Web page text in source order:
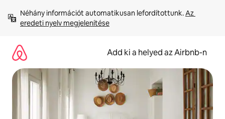
tartalomra
Néhány információt automatikusan lefordítottunk. Az
eredeti nyelv megjelenítése
Add ki a helyed az Airbnb-n